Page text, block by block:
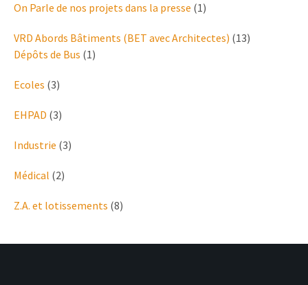
On Parle de nos projets dans la presse (1)
VRD Abords Bâtiments (BET avec Architectes) (13)
Dépôts de Bus (1)
Ecoles (3)
EHPAD (3)
Industrie (3)
Médical (2)
Z.A. et lotissements (8)